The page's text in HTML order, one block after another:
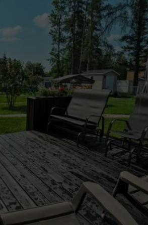
- Domaine du Cap
- Domaine du Cap
- Résidence Sainte-Jeanne d'Arc
- Résidence Sainte-Jeanne d'Arc